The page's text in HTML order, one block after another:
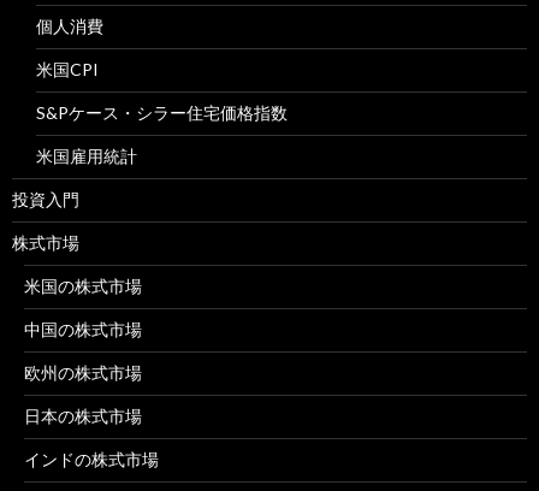
個人消費
米国CPI
S&Pケース・シラー住宅価格指数
米国雇用統計
投資入門
株式市場
米国の株式市場
中国の株式市場
欧州の株式市場
日本の株式市場
インドの株式市場